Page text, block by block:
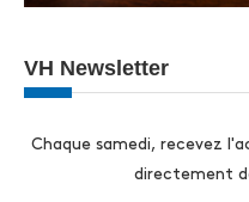
VH Newsletter
Chaque samedi, recevez
directement